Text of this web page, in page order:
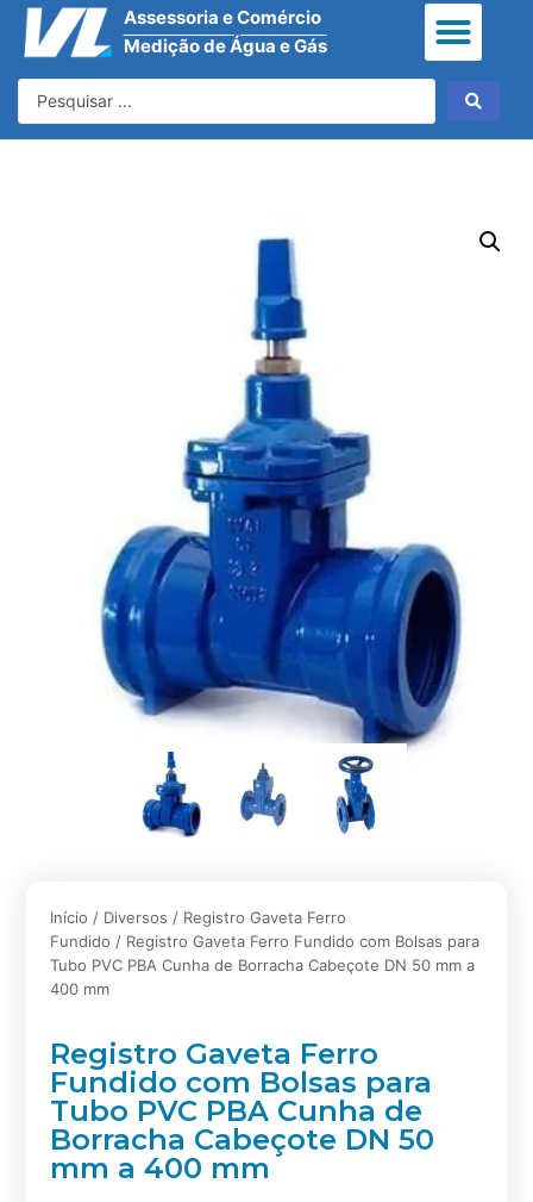
Assessoria e Comércio
Medição de Água e Gás
Início / Diversos / Registro Gaveta Ferro
Fundido / Registro Gaveta Ferro Fundido com Bolsas para
Tubo PVC PBA Cunha de Borracha Cabeçote DN 50 mm a
400 mm
Registro Gaveta Ferro
Fundido com Bolsas para
Tubo PVC PBA Cunha de
Borracha Cabeçote DN 50
mm a 400 mm